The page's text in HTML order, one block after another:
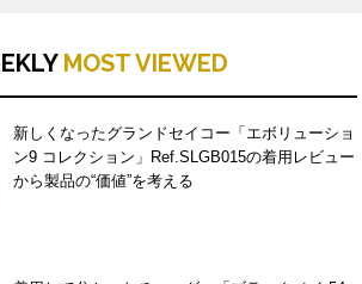
MOST VIEWED
新しくなったグランドセイコー「エボリューショ
ン9 コレクション」Ref.SLGB015の着用レビュー
から製品の“価値”を考える